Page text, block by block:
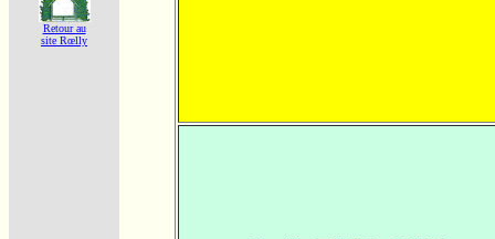
Retour au
site Rœlly